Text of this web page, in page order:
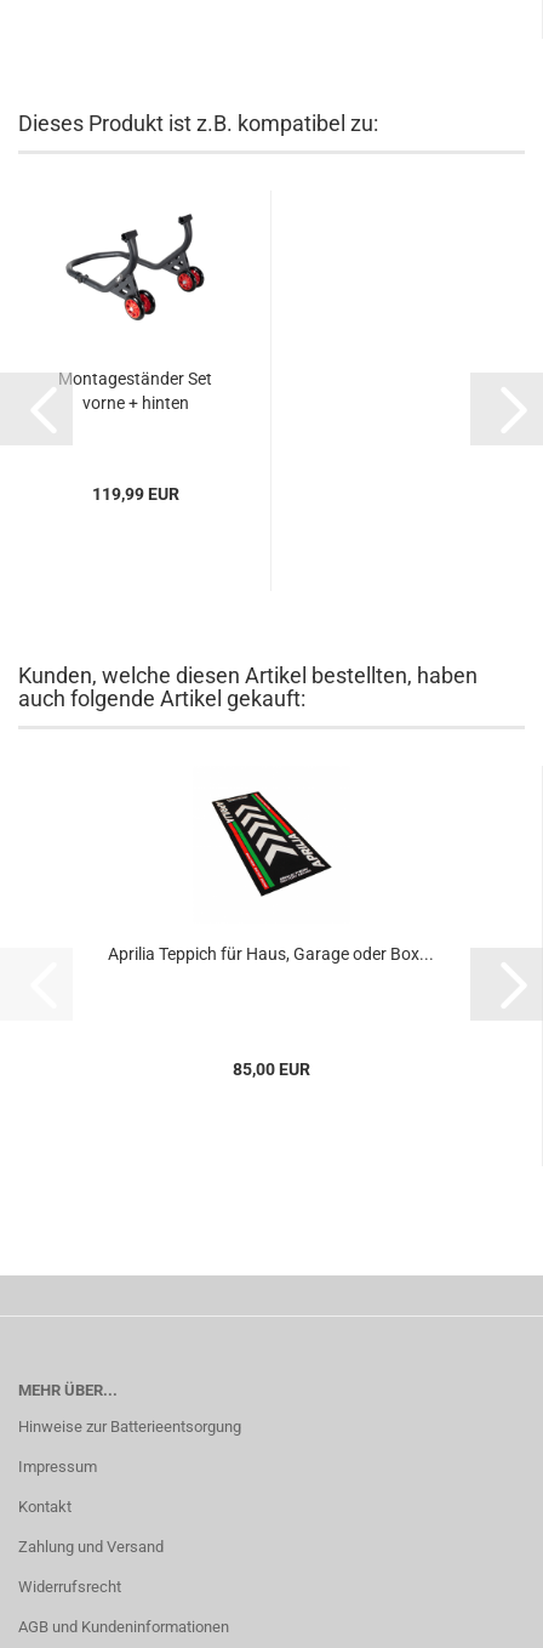
Dieses Produkt ist z.B. kompatibel zu:
Montageständer Set
vorne + hinten
119,99 EUR
Kunden, welche diesen Artikel bestellten, haben
auch folgende Artikel gekauft:
Aprilia Teppich für Haus, Garage oder Box...
85,00 EUR
MEHR ÜBER...
Hinweise zur Batterieentsorgung
Impressum
Kontakt
Zahlung und Versand
Widerrufsrecht
AGB und Kundeninformationen